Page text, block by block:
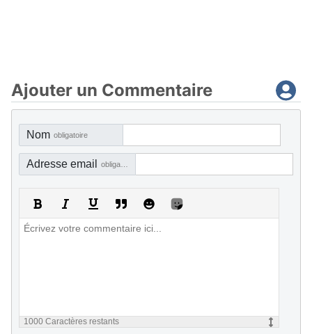
Ajouter un Commentaire
Nom obligatoire
Adresse email
1000 Caractères restants